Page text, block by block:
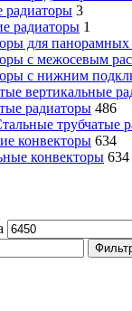
радиаторы 3
радиаторы 1
для панорамных
с межосевым
с нижним
вертикальные
радиаторы 486
трубчатые
конвекторы 634
конвекторы 634